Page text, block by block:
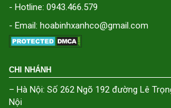
- Hotline: 0943.466.579
- Email: hoabinhxanhco@gmail.com
CHI NHÁNH
– Hà Nội: Số 262 Ngõ 192 đường Lê
Nội